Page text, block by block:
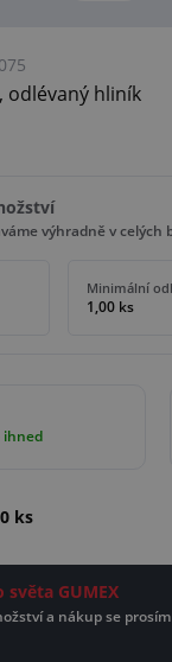
odlévaný hliník
výhradně v celých
Minimální
1,00 ks
ihned
ks
GUMEX
a nákup se prosím